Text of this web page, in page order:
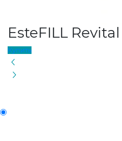
EsteFILL Revital
Купить